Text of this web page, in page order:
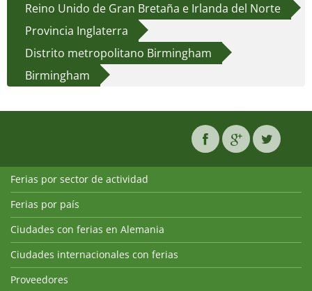
Reino Unido de Gran Bretaña e Irlanda del Norte
Provincia Inglaterra
Distrito metropolitano Birmingham
Birmingham
Ferias por sector de actividad
Ferias por país
Ciudades con ferias en Alemania
Ciudades internacionales con ferias
Proveedores